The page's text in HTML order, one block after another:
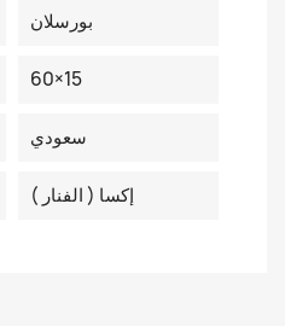
بورسلان
60×15
سعودي
إكسا ( الفنار )